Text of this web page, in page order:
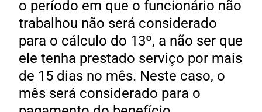
o período em que o funcionário não
trabalhou não será considerado
para o cálculo do 13º, a não ser que
ele tenha prestado serviço por mais
de 15 dias no mês. Neste caso, o
mês será considerado para o